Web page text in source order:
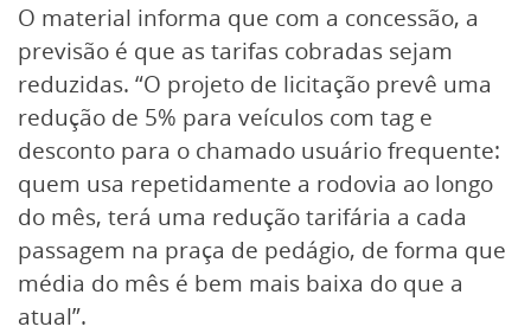
O material informa que com a concessão, a
previsão é que as tarifas cobradas sejam
reduzidas. “O projeto de licitação prevê uma
redução de 5% para veículos com tag e
desconto para o chamado usuário frequente:
quem usa repetidamente a rodovia ao longo
do mês, terá uma redução tarifária a cada
passagem na praça de pedágio, de forma que
média do mês é bem mais baixa do que a
atual”.